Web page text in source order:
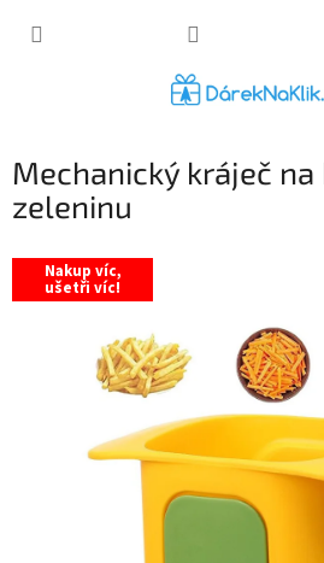
Mechanický kráječ
zeleninu
Nakup víc,
ušetři víc!